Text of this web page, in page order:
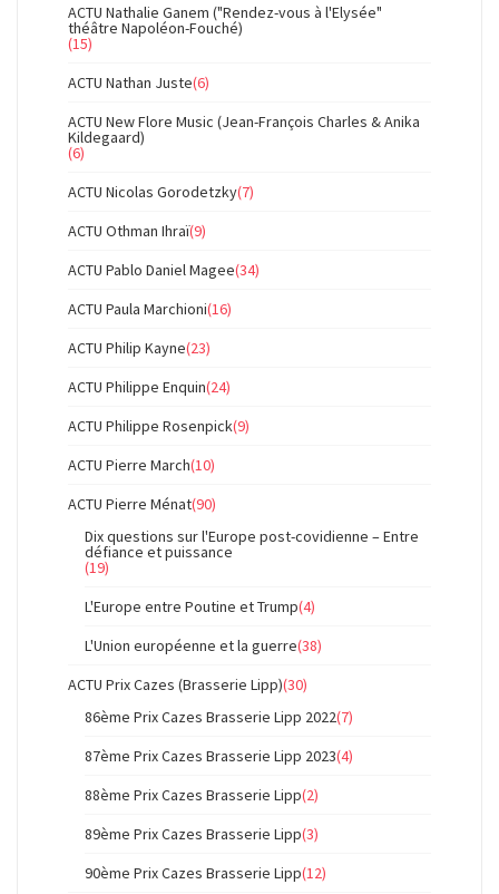
ACTU Nathalie Ganem ("Rendez-vous à l'Elysée"
théâtre Napoléon-Fouché)
(15)
ACTU Nathan Juste(6)
ACTU New Flore Music (Jean-François Charles & Anika
Kildegaard)
(6)
ACTU Nicolas Gorodetzky(7)
ACTU Othman Ihraï(9)
ACTU Pablo Daniel Magee(34)
ACTU Paula Marchioni(16)
ACTU Philip Kayne(23)
ACTU Philippe Enquin(24)
ACTU Philippe Rosenpick(9)
ACTU Pierre March(10)
ACTU Pierre Ménat(90)
Dix questions sur l'Europe post-covidienne – Entre
défiance et puissance
(19)
L'Europe entre Poutine et Trump(4)
L'Union européenne et la guerre(38)
ACTU Prix Cazes (Brasserie Lipp)(30)
86ème Prix Cazes Brasserie Lipp 2022(7)
87ème Prix Cazes Brasserie Lipp 2023(4)
88ème Prix Cazes Brasserie Lipp(2)
89ème Prix Cazes Brasserie Lipp(3)
90ème Prix Cazes Brasserie Lipp(12)